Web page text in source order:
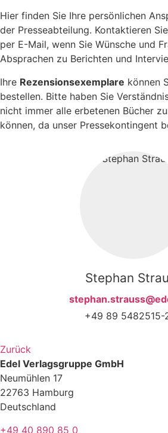
Hier finden Sie Ihre persönlichen
der Presseabteilung. Kontaktieren
per E-Mail, wenn Sie Wünsche und
Absprachen zu Berichten und
Ihre Rezensionsexemplare können
bestellen. Bitte haben Sie
nicht immer alle erbetenen Bücher
können, da unser Pressekontingent
Stephan
+49 89 5482515-
Zurück
Edel Verlagsgruppe GmbH
Neumühlen 17
22763 Hamburg
Deutschland
+49 40 890 85 0